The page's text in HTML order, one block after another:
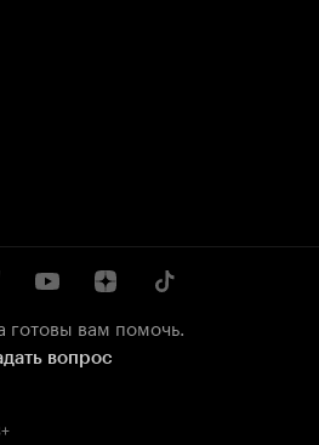
готовы вам помочь.
вопрос